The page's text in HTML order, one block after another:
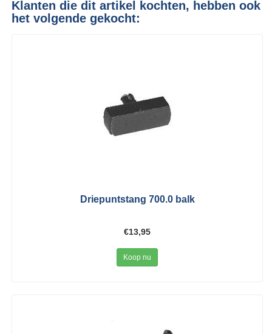
Klanten die dit artikel kochten, hebben ook
het volgende gekocht:
Driepuntstang 700.0 balk
€13,95
Koop nu